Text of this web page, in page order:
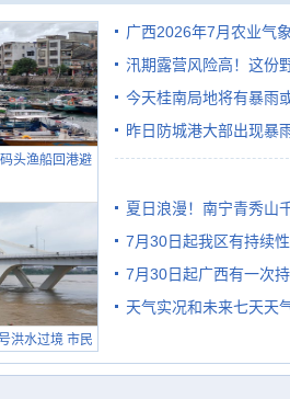
头渔船回港避
洪水过境 市民
广西2026年7月农业气
汛期露营风险高！这份
今天桂南局地将有暴雨
需继续防范
昨日防城港大部出现暴
雨
夏日浪漫！南宁青秀山
7月30日起我区有持续
7月30日起广西有一次
天气实况和未来七天天